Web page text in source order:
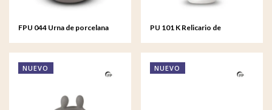
FPU 044 Urna de porcelana
PU 101 K Relicario de
NUEVO NUEVO